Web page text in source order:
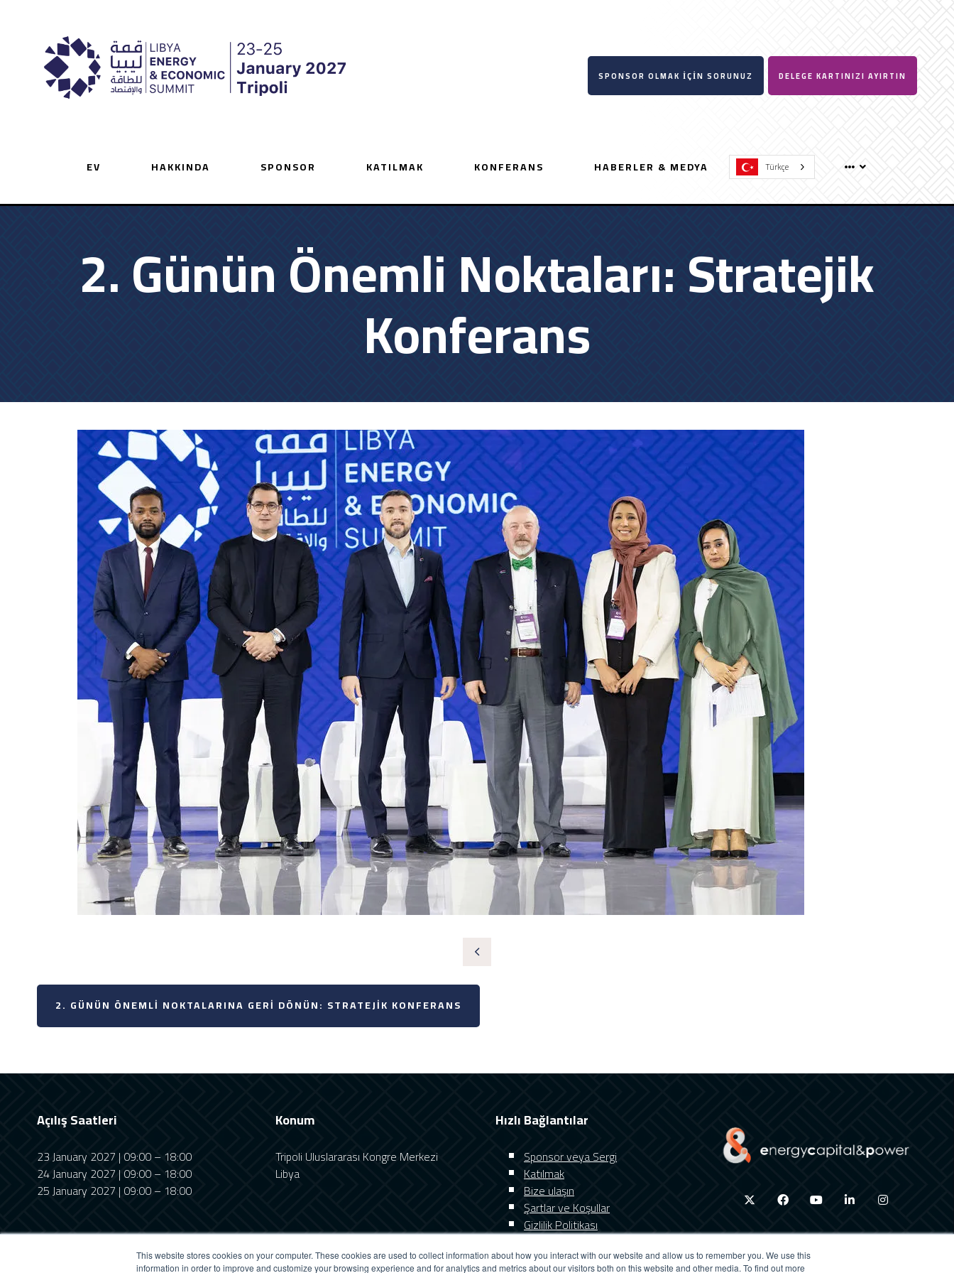
This website stores cookies on your computer. These cookies are used to collect information about how you interact with our website and allow us to remember you. We use this
information in order to improve and customize your browsing experience and for analytics and metrics about our visitors both on this website and other media. To find out more
SPONSOR OLMAK İÇİN SORUNUZ DELEGE KARTINIZI AYIRTIN
EV HAKKINDA SPONSOR KATILMAK KONFERANS HABERLER & MEDYA Türkçe
2. Günün Önemli Noktaları: Stratejik
Konferans
2. GÜNÜN ÖNEMLI NOKTALARINA GERI DÖNÜN: STRATEJIK KONFERANS
Açılış Saatleri
23 January 2027 | 09:00 – 18:00
24 January 2027 | 09:00 – 18:00
25 January 2027 | 09:00 – 18:00
Konum
Tripoli Uluslararası Kongre Merkezi
Libya
Hızlı Bağlantılar
Sponsor veya Sergi
Katılmak
Bize ulaşın
Şartlar ve Koşullar
Gizlilik Politikası
twitter facebook youtube linkedin